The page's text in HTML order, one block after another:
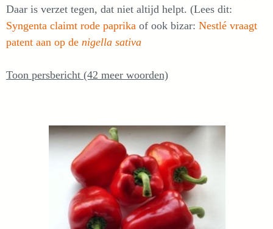
Daar is verzet tegen, dat niet altijd helpt. (Lees dit:
Syngenta claimt rode paprika of ook bizar: Nestlé vraagt
patent aan op de nigella sativa
Toon persbericht (42 meer woorden)